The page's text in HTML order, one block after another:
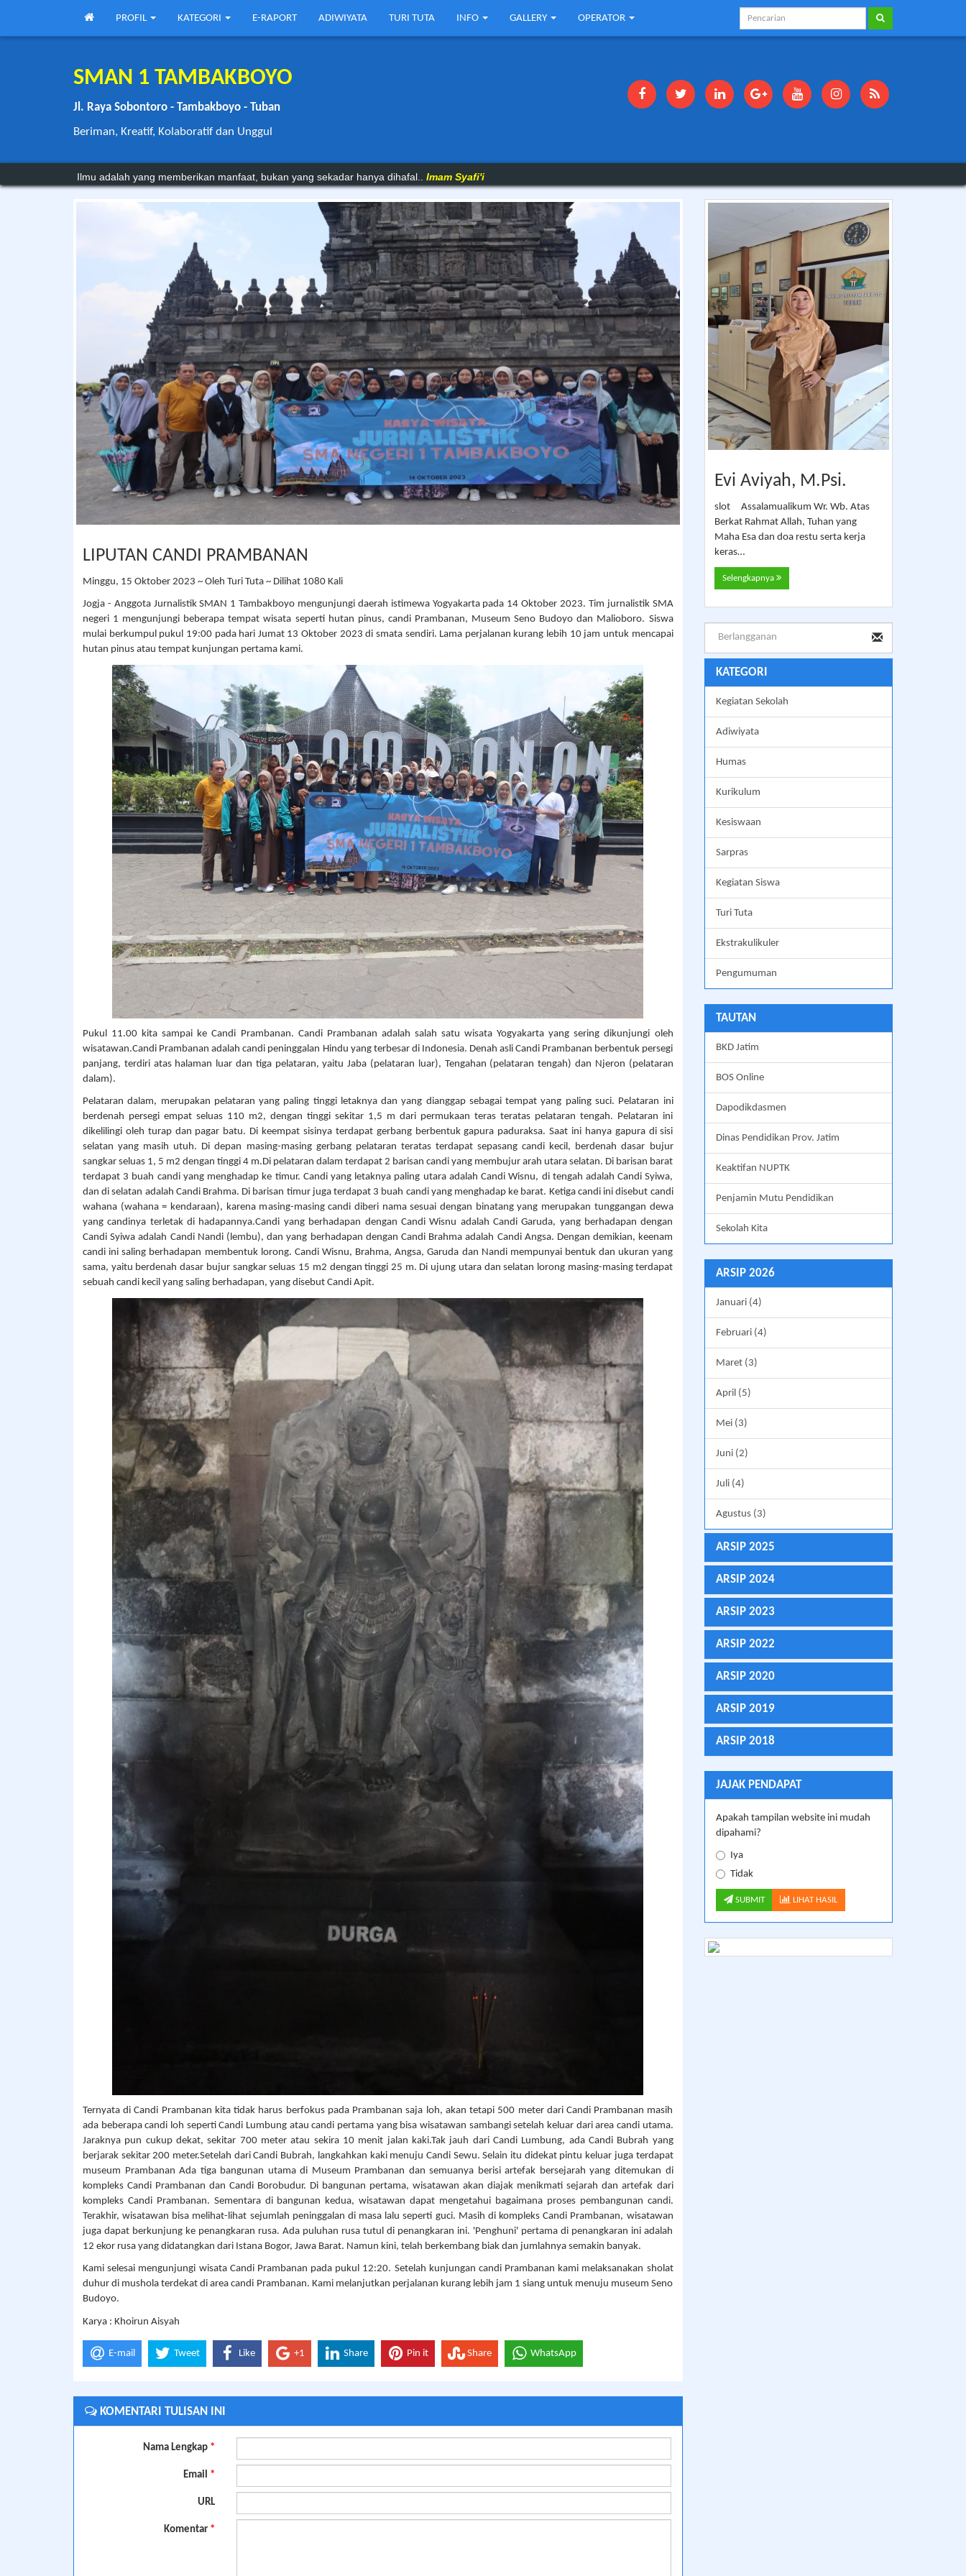
PROFIL KATEGORI E-RAPORT ADIWIYATA TURI TUTA INFO GALLERY OPERATOR
SMAN 1 TAMBAKBOYO
Jl. Raya Sobontoro - Tambakboyo - Tuban
Beriman, Kreatif, Kolaboratif dan Unggul
Ilmu adalah yang memberikan manfaat, bukan yang sekadar hanya dihafal..Imam Syafi'i
Sebagian orang tetap miskin ilmu karena kemampuan buruk mereka untuk tetap diam..Ibnu Qayyim
LIPUTAN CANDI PRAMBANAN
Minggu, 15 Oktober 2023 ~ Oleh Turi Tuta ~ Dilihat 1080 Kali
Jogja - Anggota Jurnalistik SMAN 1 Tambakboyo mengunjungi daerah istimewa Yogyakarta pada 14 Oktober 2023. Tim jurnalistik SMA
negeri 1 mengunjungi beberapa tempat wisata seperti hutan pinus, candi Prambanan, Museum Seno Budoyo dan Malioboro. Siswa
mulai berkumpul pukul 19:00 pada hari Jumat 13 Oktober 2023 di smata sendiri. Lama perjalanan kurang lebih 10 jam untuk mencapai
hutan pinus atau tempat kunjungan pertama kami.
Pukul 11.00 kita sampai ke Candi Prambanan. Candi Prambanan adalah salah satu wisata Yogyakarta yang sering dikunjungi oleh
wisatawan.Candi Prambanan adalah candi peninggalan Hindu yang terbesar di Indonesia. Denah asli Candi Prambanan berbentuk persegi
panjang, terdiri atas halaman luar dan tiga pelataran, yaitu Jaba (pelataran luar), Tengahan (pelataran tengah) dan Njeron (pelataran
dalam).
Pelataran dalam, merupakan pelataran yang paling tinggi letaknya dan yang dianggap sebagai tempat yang paling suci. Pelataran ini
berdenah persegi empat seluas 110 m2, dengan tinggi sekitar 1,5 m dari permukaan teras teratas pelataran tengah. Pelataran ini
dikelilingi oleh turap dan pagar batu. Di keempat sisinya terdapat gerbang berbentuk gapura paduraksa. Saat ini hanya gapura di sisi
selatan yang masih utuh. Di depan masing-masing gerbang pelataran teratas terdapat sepasang candi kecil, berdenah dasar bujur
sangkar seluas 1, 5 m2 dengan tinggi 4 m.Di pelataran dalam terdapat 2 barisan candi yang membujur arah utara selatan. Di barisan barat
terdapat 3 buah candi yang menghadap ke timur. Candi yang letaknya paling utara adalah Candi Wisnu, di tengah adalah Candi Syiwa,
dan di selatan adalah Candi Brahma. Di barisan timur juga terdapat 3 buah candi yang menghadap ke barat. Ketiga candi ini disebut candi
wahana (wahana = kendaraan), karena masing-masing candi diberi nama sesuai dengan binatang yang merupakan tunggangan dewa
yang candinya terletak di hadapannya.Candi yang berhadapan dengan Candi Wisnu adalah Candi Garuda, yang berhadapan dengan
Candi Syiwa adalah Candi Nandi (lembu), dan yang berhadapan dengan Candi Brahma adalah Candi Angsa. Dengan demikian, keenam
candi ini saling berhadapan membentuk lorong. Candi Wisnu, Brahma, Angsa, Garuda dan Nandi mempunyai bentuk dan ukuran yang
sama, yaitu berdenah dasar bujur sangkar seluas 15 m2 dengan tinggi 25 m. Di ujung utara dan selatan lorong masing-masing terdapat
sebuah candi kecil yang saling berhadapan, yang disebut Candi Apit.
Ternyata di Candi Prambanan kita tidak harus berfokus pada Prambanan saja loh, akan tetapi 500 meter dari Candi Prambanan masih
ada beberapa candi loh seperti Candi Lumbung atau candi pertama yang bisa wisatawan sambangi setelah keluar dari area candi utama.
Jaraknya pun cukup dekat, sekitar 700 meter atau sekira 10 menit jalan kaki.Tak jauh dari Candi Lumbung, ada Candi Bubrah yang
berjarak sekitar 200 meter.Setelah dari Candi Bubrah, langkahkan kaki menuju Candi Sewu. Selain itu didekat pintu keluar juga terdapat
museum Prambanan Ada tiga bangunan utama di Museum Prambanan dan semuanya berisi artefak bersejarah yang ditemukan di
kompleks Candi Prambanan dan Candi Borobudur. Di bangunan pertama, wisatawan akan diajak menikmati sejarah dan artefak dari
kompleks Candi Prambanan. Sementara di bangunan kedua, wisatawan dapat mengetahui bagaimana proses pembangunan candi.
Terakhir, wisatawan bisa melihat-lihat sejumlah peninggalan di masa lalu seperti guci. Masih di kompleks Candi Prambanan, wisatawan
juga dapat berkunjung ke penangkaran rusa. Ada puluhan rusa tutul di penangkaran ini. 'Penghuni' pertama di penangkaran ini adalah
12 ekor rusa yang didatangkan dari Istana Bogor, Jawa Barat. Namun kini, telah berkembang biak dan jumlahnya semakin banyak.
Kami selesai mengunjungi wisata Candi Prambanan pada pukul 12:20. Setelah kunjungan candi Prambanan kami melaksanakan sholat
duhur di mushola terdekat di area candi Prambanan. Kami melanjutkan perjalanan kurang lebih jam 1 siang untuk menuju museum Seno
Budoyo.
Karya : Khoirun Aisyah
E-mail Tweet Like +1 Share Pin it Share WhatsApp
KOMENTARI TULISAN INI
Nama Lengkap *
Email *
URL
Komentar *
Evi Aviyah, M.Psi.
slot Assalamualikum Wr. Wb. Atas
Berkat Rahmat Allah, Tuhan yang
Maha Esa dan doa restu serta kerja
keras…
Selengkapnya
KATEGORI
Kegiatan Sekolah
Adiwiyata
Humas
Kurikulum
Kesiswaan
Sarpras
Kegiatan Siswa
Turi Tuta
Ekstrakulikuler
Pengumuman
TAUTAN
BKD Jatim
BOS Online
Dapodikdasmen
Dinas Pendidikan Prov. Jatim
Keaktifan NUPTK
Penjamin Mutu Pendidikan
Sekolah Kita
ARSIP 2026
Januari (4)
Februari (4)
Maret (3)
April (5)
Mei (3)
Juni (2)
Juli (4)
Agustus (3)
ARSIP 2025
ARSIP 2024
ARSIP 2023
ARSIP 2022
ARSIP 2020
ARSIP 2019
ARSIP 2018
JAJAK PENDAPAT
Apakah tampilan website ini mudah
dipahami?
Iya
Tidak
SUBMIT LIHAT HASIL